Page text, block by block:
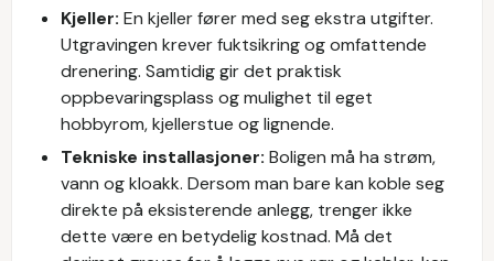
Kjeller: En kjeller fører med seg ekstra utgifter.
Utgravingen krever fuktsikring og omfattende
drenering. Samtidig gir det praktisk
oppbevaringsplass og mulighet til eget
hobbyrom, kjellerstue og lignende.
Tekniske installasjoner: Boligen må ha strøm,
vann og kloakk. Dersom man bare kan koble seg
direkte på eksisterende anlegg, trenger ikke
dette være en betydelig kostnad. Må det